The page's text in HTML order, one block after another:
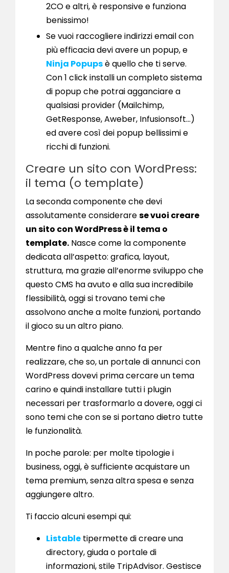
2CO e altri, è responsive e funziona
benissimo!
Se vuoi raccogliere indirizzi email con
più efficacia devi avere un popup, e
Ninja Popupsè quello che ti serve.
Con 1 click installi un completo sistema
di popup che potrai agganciare a
qualsiasi provider (Mailchimp,
GetResponse, Aweber, Infusionsoft…)
ed avere così dei popup bellissimi e
ricchi di funzioni.
Creare un sito con WordPress:
il tema (o template)
La seconda componente che devi
assolutamente considerarese vuoi creare
un sito con WordPress è il tema o
template. Nasce come la componente
dedicata all’aspetto: grafica, layout,
struttura, ma grazie all’enorme sviluppo che
questo CMS ha avuto e alla sua incredibile
flessibilità, oggi si trovano temi che
assolvono anche a molte funzioni, portando
il gioco su un altro piano.
Mentre fino a qualche anno fa per
realizzare, che so, un portale di annunci con
WordPress dovevi prima cercare un tema
carino e quindi installare tutti i plugin
necessari per trasformarlo a dovere, oggi ci
sono temi che con se si portano dietro tutte
le funzionalità.
In poche parole: per molte tipologie i
business, oggi, è sufficiente acquistare un
tema premium, senza altra spesa e senza
aggiungere altro.
Ti faccio alcuni esempi qui:
Listable tipermette di creare una
directory, giuda o portale di
informazioni, stile TripAdvisor. Gestisce